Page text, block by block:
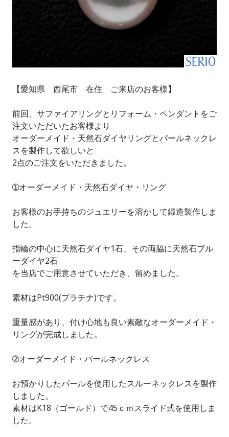
【愛知県 西尾市 在住 ご来店のお客様】
前回、サファイアリングとリフォーム・ペンダントをご
注文いただいたお客様より
オーダーメイド・天然石ダイヤリングとパールネックレ
スを製作して欲しいと
2点のご注文をいただきました。
➀オーダーメイド・天然石ダイヤ・リング
お客様のお手持ちのジュエリーを溶かして鍛造製作しま
した。
指輪の中心に天然石ダイヤ1石、その両脇に天然石ブル
ーダイヤ2石
を当店でご用意させていただき、留めました。
素材はPt900(プラチナ)です。
重量感があり、付け心地も良い素敵なオーダーメイド・
リングが完成しました。
➁オーダーメイド・パールネックレス
お預かりしたパールを使用したスルーネックレスを製作
しました。
素材はK18（ゴールド）で45ｃｍスライド式を使用しま
した。